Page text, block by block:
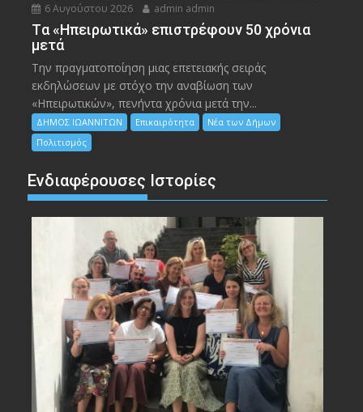
6 Αυγούστου 2026 admin admin
Tα «Ηπειρωτικά» επιστρέφουν 50 χρόνια
μετά
Την πραγματοποίηση μιας επετειακής σειράς
εκδηλώσεων με στόχο την αναβίωση των
«Ηπειρωτικών», πενήντα χρόνια μετά την...
ΔΗΜΟΣ ΙΩΑΝΝΙΤΩΝ Επικαιρότητα
Νέα των Δήμων
Πολιτισμός
Ενδιαφέρουσες Ιστορίες